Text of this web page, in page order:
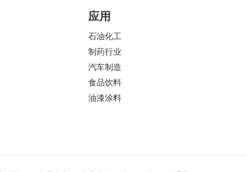
应用
石油化工
制药行业
汽车制造
食品饮料
油漆涂料